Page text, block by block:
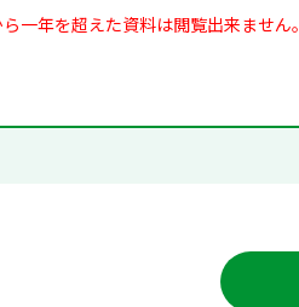
一年を超えた資料は閲覧出来ません。